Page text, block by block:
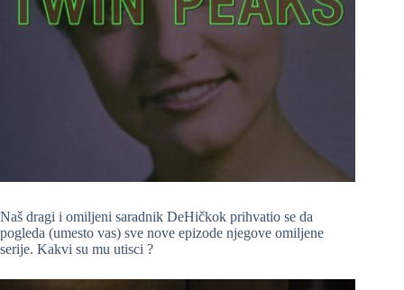
Naš dragi i omiljeni saradnik DeHičkok prihvatio se da
pogleda (umesto vas) sve nove epizode njegove omiljene
serije. Kakvi su mu utisci ?